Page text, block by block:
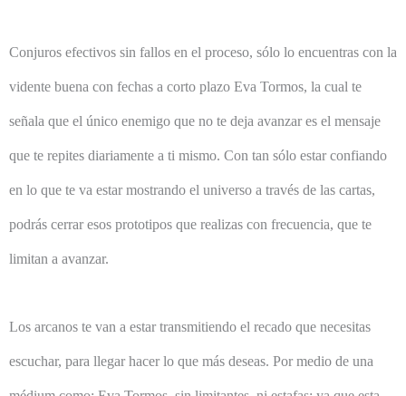
Conjuros efectivos sin fallos en el proceso, sólo lo encuentras con la
vidente buena con fechas a corto plazo Eva Tormos, la cual te
señala que el único enemigo que no te deja avanzar es el mensaje
que te repites diariamente a ti mismo. Con tan sólo estar confiando
en lo que te va estar mostrando el universo a través de las cartas,
podrás cerrar esos prototipos que realizas con frecuencia, que te
limitan a avanzar.
Los arcanos te van a estar transmitiendo el recado que necesitas
escuchar, para llegar hacer lo que más deseas. Por medio de una